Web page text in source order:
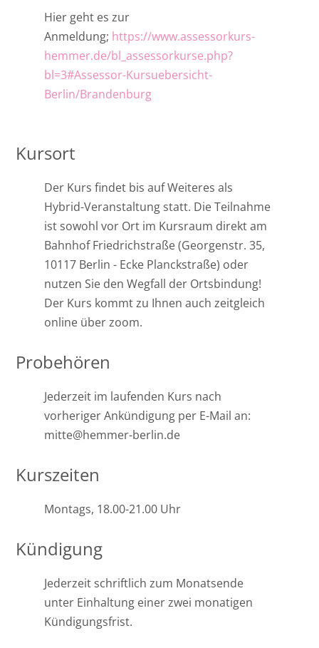
Hier geht es zur
Anmeldung; https://www.assessorkurs-
hemmer.de/bl_assessorkurse.php?
bl=3#Assessor-Kursuebersicht-
Berlin/Brandenburg
Kursort
Der Kurs findet bis auf Weiteres als
Hybrid-Veranstaltung statt. Die Teilnahme
ist sowohl vor Ort im Kursraum direkt am
Bahnhof Friedrichstraße (Georgenstr. 35,
10117 Berlin - Ecke Planckstraße) oder
nutzen Sie den Wegfall der Ortsbindung!
Der Kurs kommt zu Ihnen auch zeitgleich
online über zoom.
Probehören
Jederzeit im laufenden Kurs nach
vorheriger Ankündigung per E-Mail an:
mitte@hemmer-berlin.de
Kurszeiten
Montags, 18.00-21.00 Uhr
Kündigung
Jederzeit schriftlich zum Monatsende
unter Einhaltung einer zwei monatigen
Kündigungsfrist.